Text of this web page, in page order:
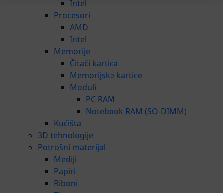
Intel
Procesori
AMD
Intel
Memorije
Čitači kartica
Memorijske kartice
Moduli
PC RAM
Notebook RAM (SO-DIMM)
Kućišta
3D tehnologije
Potrošni materijal
Mediji
Papiri
Riboni